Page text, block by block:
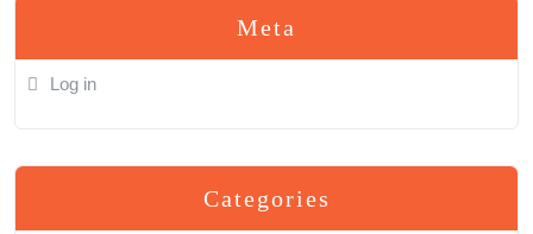
Meta
Log in
Categories